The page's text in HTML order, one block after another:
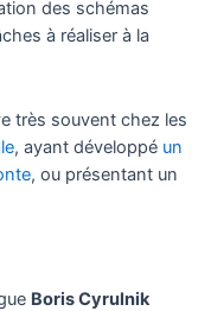
des schémas
à réaliser à la
très souvent chez les
, ayant développé un
, ou présentant un
Boris Cyrulnik